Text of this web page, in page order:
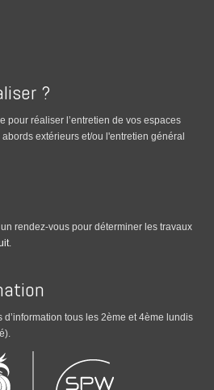
?
pour réaliser l’entretien de vos espaces
extérieurs et/ou l'entretien général
rendez-vous pour déterminer les travaux
.
tous les 2ème et 4ème lundis